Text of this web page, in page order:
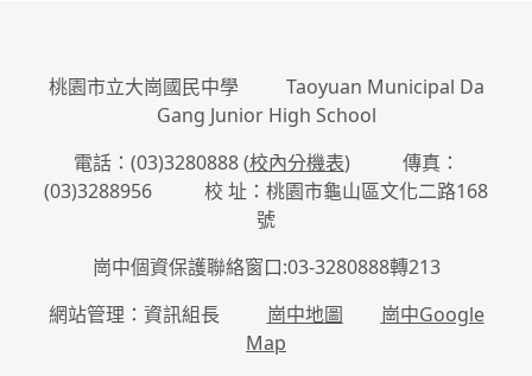
桃園市立大崗國民中學 Taoyuan Municipal Da
Gang Junior High School
電話：(03)3280888 (校內分機表) 傳真：
(03)3288956 校 址：桃園市龜山區文化二路168
號
崗中個資保護聯絡窗口:03-3280888轉213
網站管理：資訊組長 崗中地圖
崗中Google
Map